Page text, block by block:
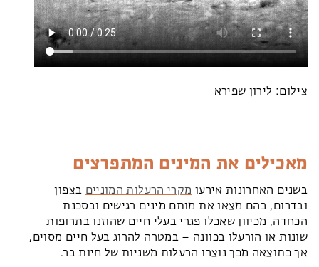
צילום: לירון שפירא
מאכילים את המינים המתפרצים
בשנים האחרונות אירעו מקרי הרעלות המוניים בצפון
ובדרום, בהם מצאו את מותם מינים רגישים ובסכנת
הכחדה, מכיוון שאכלו פגרי בעלי חיים שהוזנו בתרופות
שונות או הורעלו בכוונה – במטרה להרוג בעל חיים מסוים,
אך כתוצאה מכך נוצרו הרעלות משניות של חיות בר.